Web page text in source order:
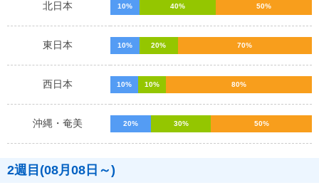
北日本 10% 40% 50%
東日本 10% 20% 70%
西日本 10% 10% 80%
沖縄・奄美 20% 30% 50%
2週目(08月08日～)